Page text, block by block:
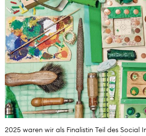
2025 waren wir als Finalistin Teil des Social